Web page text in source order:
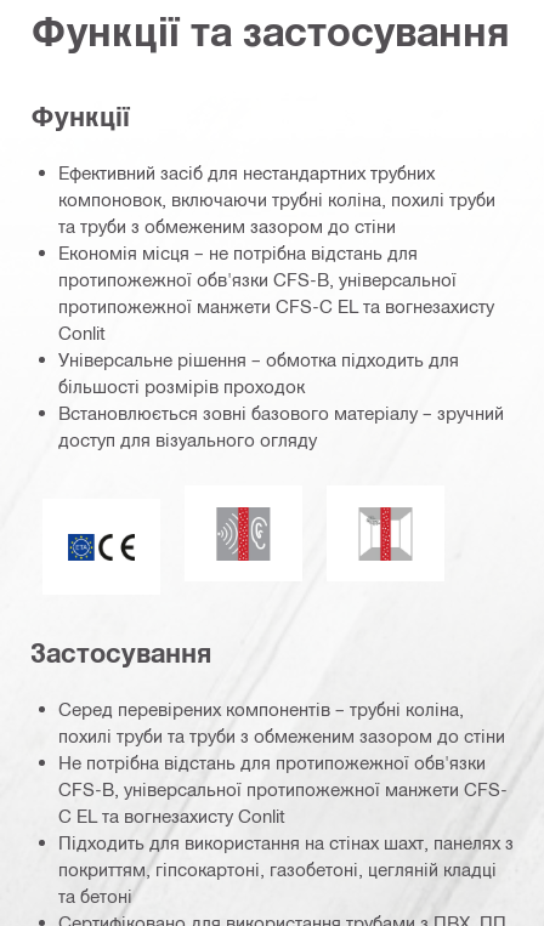
Функції та застосування
Функції
Ефективний засіб для нестандартних трубних
компоновок, включаючи трубні коліна, похилі труби
та труби з обмеженим зазором до стіни
Економія місця – не потрібна відстань для
протипожежної обв'язки CFS-B, універсальної
протипожежної манжети CFS-C EL та вогнезахисту
Conlit
Універсальне рішення – обмотка підходить для
більшості розмірів проходок
Встановлюється зовні базового матеріалу – зручний
доступ для візуального огляду
ETA_CE_Logo_2to1 (3608215)
Звукоізоляція Стійкість до
Застосування
Серед перевірених компонентів – трубні коліна,
похилі труби та труби з обмеженим зазором до стіни
Не потрібна відстань для протипожежної обв'язки
CFS-B, універсальної протипожежної манжети CFS-
C EL та вогнезахисту Conlit
Підходить для використання на стінах шахт, панелях з
покриттям, гіпсокартоні, газобетоні, цегляній кладці
та бетоні